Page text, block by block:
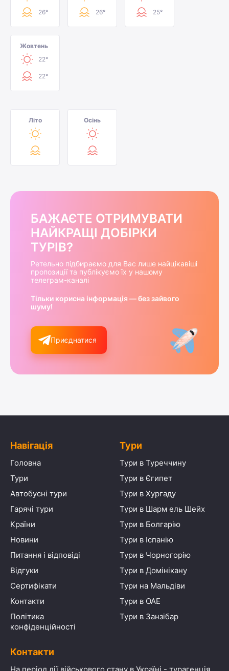
26° 26° 25°
Жовтень
22°
22°
Літо Осінь
БАЖАЄТЕ ОТРИМУВАТИ
НАЙКРАЩІ ДОБІРКИ
ТУРІВ?
Ретельно підбираємо для Вас лише найцікавіші
пропозиції та публікуємо їх у нашому
телеграм-каналі
Тільки корисна інформація — без зайвого
шуму!
Приєднатися
Навігація
Головна
Тури
Автобусні тури
Гарячі тури
Країни
Новини
Питання і відповіді
Відгуки
Сертифікати
Контакти
Політика
конфіденційності
Тури
Тури в Туреччину
Тури в Єгипет
Тури в Хургаду
Тури в Шарм ель Шейх
Тури в Болгарію
Тури в Іспанію
Тури в Чорногорію
Тури в Домінікану
Тури на Мальдіви
Тури в ОАЕ
Тури в Занзібар
Контакти